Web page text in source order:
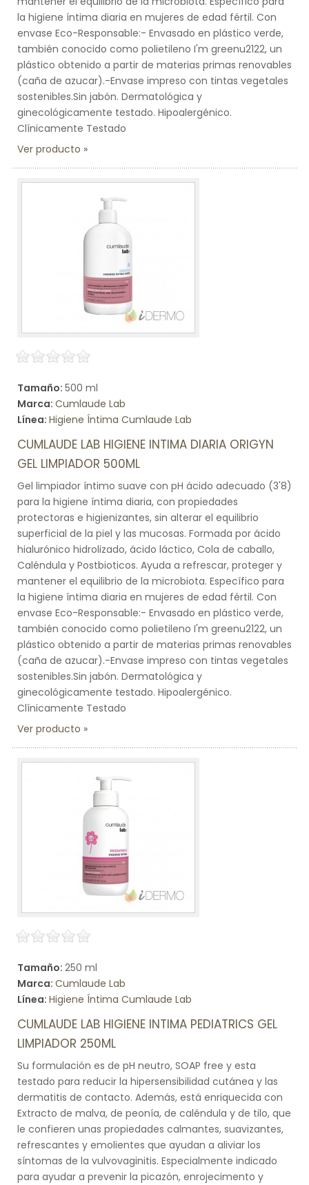
la higiene íntima diaria en mujeres de edad fértil. Con
envase Eco-Responsable:- Envasado en plástico verde,
también conocido como polietileno I'm greenu2122, un
plástico obtenido a partir de materias primas renovables
(caña de azucar).-Envase impreso con tintas vegetales
sostenibles.Sin jabón. Dermatológica y
ginecológicamente testado. Hipoalergénico.
Clínicamente Testado
Ver producto
Tamaño: 500 ml
Marca: Cumlaude Lab
Línea: Higiene Íntima Cumlaude Lab
CUMLAUDE LAB HIGIENE INTIMA DIARIA ORIGYN
GEL LIMPIADOR 500ML
Gel limpiador íntimo suave con pH ácido adecuado (3'8)
para la higiene íntima diaria, con propiedades
protectoras e higienizantes, sin alterar el equilibrio
superficial de la piel y las mucosas. Formada por ácido
hialurónico hidrolizado, ácido láctico, Cola de caballo,
Caléndula y Postbioticos. Ayuda a refrescar, proteger y
mantener el equilibrio de la microbiota. Específico para
la higiene íntima diaria en mujeres de edad fértil. Con
envase Eco-Responsable:- Envasado en plástico verde,
también conocido como polietileno I'm greenu2122, un
plástico obtenido a partir de materias primas renovables
(caña de azucar).-Envase impreso con tintas vegetales
sostenibles.Sin jabón. Dermatológica y
ginecológicamente testado. Hipoalergénico.
Clínicamente Testado
Ver producto
Tamaño: 250 ml
Marca: Cumlaude Lab
Línea: Higiene Íntima Cumlaude Lab
CUMLAUDE LAB HIGIENE INTIMA PEDIATRICS GEL
LIMPIADOR 250ML
Su formulación es de pH neutro, SOAP free y esta
testado para reducir la hipersensibilidad cutánea y las
dermatitis de contacto. Además, está enriquecida con
Extracto de malva, de peonía, de caléndula y de tilo, que
le confieren unas propiedades calmantes, suavizantes,
refrescantes y emolientes que ayudan a aliviar los
síntomas de la vulvovaginitis. Especialmente indicado
para ayudar a prevenir la picazón, enrojecimento y